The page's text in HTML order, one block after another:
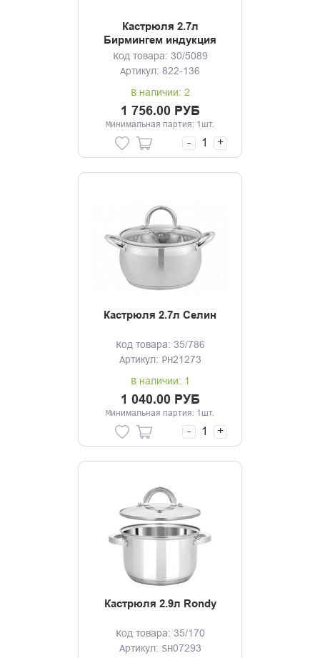
Кастрюля 2.7л
Бирмингем индукция
Код товара: 30/5089
Артикул: 822-136
В наличии: 2
1 756.00 РУБ
Минимальная партия: 1шт.
- +
Кастрюля 2.7л Селин
Код товара: 35/786
Артикул: PH21273
В наличии: 1
1 040.00 РУБ
Минимальная партия: 1шт.
- +
Кастрюля 2.9л Rondy
Код товара: 35/170
Артикул: SH07293